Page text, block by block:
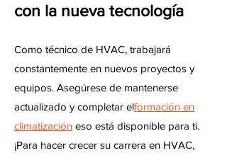
con la nueva tecnología
Como técnico de HVAC, trabajará
constantemente en nuevos proyectos y
equipos. Asegúrese de mantenerse
actualizado y completar elformación en
climatización eso está disponible para ti.
¡Para hacer crecer su carrera en HVAC,